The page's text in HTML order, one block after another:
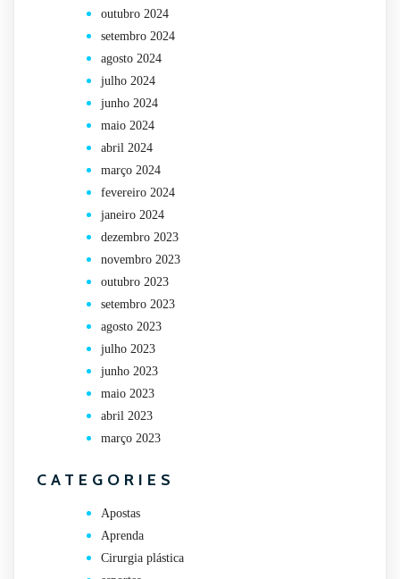
outubro 2024
setembro 2024
agosto 2024
julho 2024
junho 2024
maio 2024
abril 2024
março 2024
fevereiro 2024
janeiro 2024
dezembro 2023
novembro 2023
outubro 2023
setembro 2023
agosto 2023
julho 2023
junho 2023
maio 2023
abril 2023
março 2023
CATEGORIES
Apostas
Aprenda
Cirurgia plástica